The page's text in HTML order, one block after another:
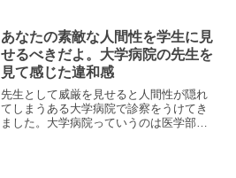
あなたの素敵な人間性を学生に見
せるべきだよ。大学病院の先生を
見て感じた違和感
先生として威厳を見せると人間性が隠れ
てしまうある大学病院で診察をうけてき
ました。大学病院っていうのは医学部に